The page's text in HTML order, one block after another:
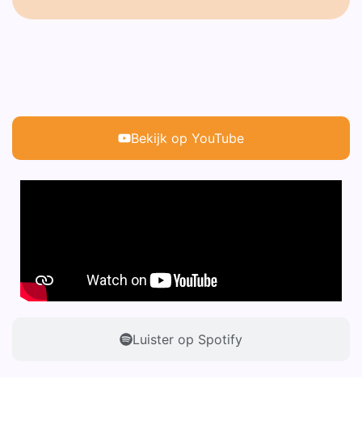
Bekijk op YouTube
Luister op Spotify